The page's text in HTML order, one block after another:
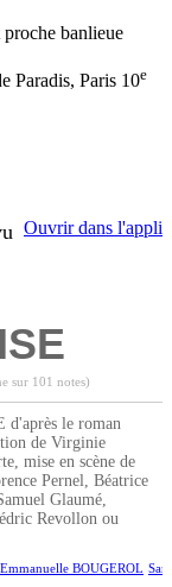
proche banlieue
Paradis, Paris 10e
Ouvrir dans l'appli
sur 101 notes)
le roman
de Virginie
mise en scène de
Pernel, Béatrice
Glaumé,
Revollon ou
Emmanuelle BOUGEROL